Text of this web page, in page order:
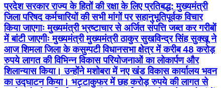
प्रदेश सरकार राज्य के हितों की रक्षा के लिए प्रतिबद्ध: मुख्यमंत्री
जिला परिषद कर्मचारियों की सभी मांगों पर सहानुभूतिपूर्वक विचार
किया जाएगाः मुख्यमंत्री भ्रष्टाचार से अर्जित संपत्ति जब्त कर गरीबों
में बांटी जाएगीः मुख्यमंत्री मुख्यमंत्री ठाकुर सुखविन्द्र सिंह सुक्खू ने
आज शिमला जिला के कसुम्पटी विधानसभा क्षेत्र में करीब 48 करोड़
रुपये लागत की विभिन्न विकास परियोजनाओं का लोकार्पण और
शिलान्यास किया। उन्होंने मशोबरा में नए खंड विकास कार्यालय भवन
का उद्घाटन किया। भट्टाकुफर में छह करोड़ रुपये की लागत से